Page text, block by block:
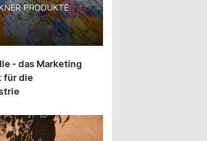
PRODUKTE
- das Marketing
für die